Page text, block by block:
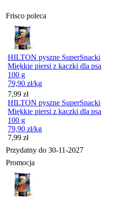
Frisco poleca
HILTON pyszne SuperSnacki
Miękkie piersi z kaczki dla psa
100 g
79,90 zł/kg
Cena
7,99 zł
HILTON pyszne SuperSnacki
Miękkie piersi z kaczki dla psa
100 g
79,90 zł/kg
Cena
7,99 zł
Przydatny do 30-11-2027
Promocja